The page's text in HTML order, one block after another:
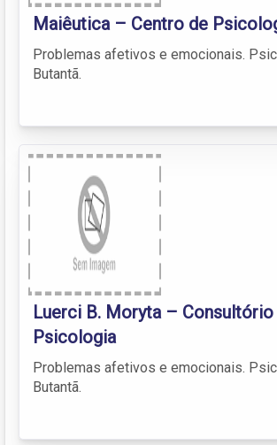
Maiêutica – Centro de
Problemas afetivos e emocionais.
Butantã.
Luerci B. Moryta – Consultório
Psicologia
Problemas afetivos e emocionais.
Butantã.